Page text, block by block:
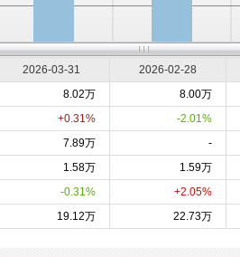
2026-03-31 2026-02-28
8.02万
8.00万
+0.31%
-2.01%
7.89万
-
1.58万
1.59万
-0.31%
+2.05%
19.12万
22.73万